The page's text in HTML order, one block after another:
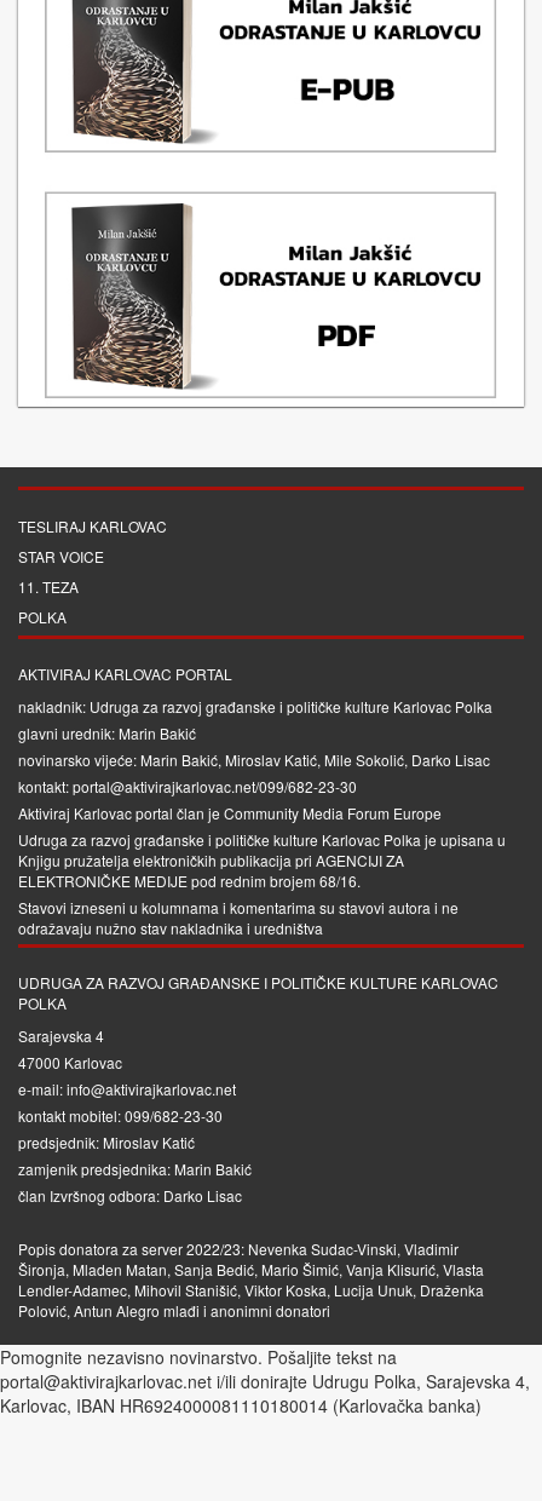
TESLIRAJ KARLOVAC
STAR VOICE
11. TEZA
POLKA
AKTIVIRAJ KARLOVAC PORTAL
nakladnik: Udruga za razvoj građanske i političke kulture Karlovac Polka
glavni urednik: Marin Bakić
novinarsko vijeće: Marin Bakić, Miroslav Katić, Mile Sokolić, Darko Lisac
kontakt: portal@aktivirajkarlovac.net/099/682-23-30
Aktiviraj Karlovac portal član je Community Media Forum Europe
Udruga za razvoj građanske i političke kulture Karlovac Polka je upisana u
Knjigu pružatelja elektroničkih publikacija pri AGENCIJI ZA
ELEKTRONIČKE MEDIJEpod rednim brojem 68/16.
Stavovi izneseni u kolumnama i komentarima su stavovi autora i ne
odražavaju nužno stav nakladnika i uredništva
UDRUGA ZA RAZVOJ GRAĐANSKE I POLITIČKE KULTURE KARLOVAC
POLKA
Sarajevska 4
47000 Karlovac
e-mail: info@aktivirajkarlovac.net
kontakt mobitel: 099/682-23-30
predsjednik: Miroslav Katić
zamjenik predsjednika: Marin Bakić
član Izvršnog odbora: Darko Lisac
Popis donatora za server 2022/23: Nevenka Sudac-Vinski, Vladimir
Šironja, Mladen Matan, Sanja Bedić, Mario Šimić, Vanja Klisurić, Vlasta
Lendler-Adamec, Mihovil Stanišić, Viktor Koska, Lucija Unuk, Draženka
Polović, Antun Alegro mlađi i anonimni donatori
Pomognite nezavisno novinarstvo. Pošaljite tekst na
portal@aktivirajkarlovac.net i/ili donirajte Udrugu Polka, Sarajevska 4,
Karlovac, IBAN HR6924000081110180014 (Karlovačka banka)